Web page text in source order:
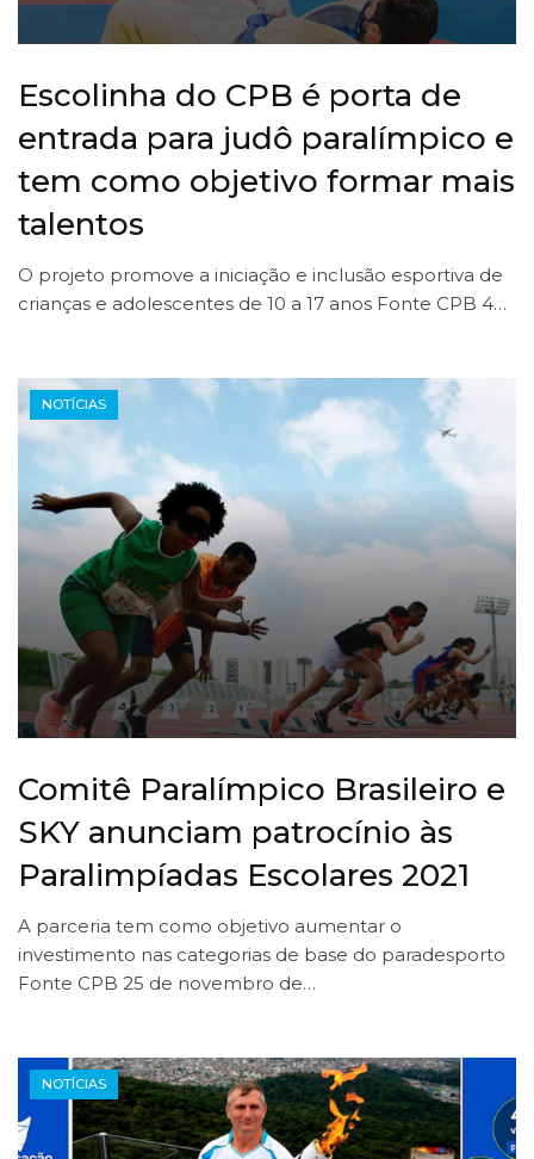
Escolinha do CPB é porta de
entrada para judô paralímpico e
tem como objetivo formar mais
talentos
O projeto promove a iniciação e inclusão esportiva de
crianças e adolescentes de 10 a 17 anos Fonte CPB 4…
NOTÍCIAS
Comitê Paralímpico Brasileiro e
SKY anunciam patrocínio às
Paralimpíadas Escolares 2021
A parceria tem como objetivo aumentar o
investimento nas categorias de base do paradesporto
Fonte CPB 25 de novembro de…
NOTÍCIAS